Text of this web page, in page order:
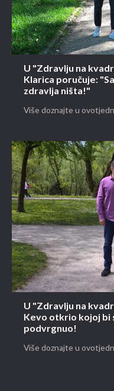
U "Zdravlju na
Klarica poručuje:
zdravlja ništa!"
Više doznajte u
U "Zdravlju na
Kevo otkrio kojoj bi
podvrgnuo!
Više doznajte u